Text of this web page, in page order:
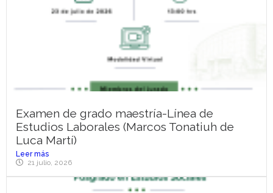
Examen de grado maestría-Línea de
Estudios Laborales (Marcos Tonatiuh de
Luca Martí)
Leer más
21 julio, 2026